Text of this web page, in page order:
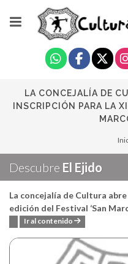
LA CONCEJALÍA DE
INSCRIPCIÓN PARA LA
Descubre El Ejido
La concejalía de Cultura
edición del Festival ‘San
Ir al contenido